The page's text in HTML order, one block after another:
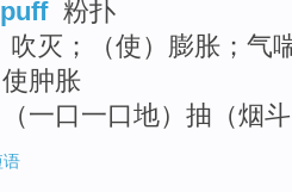
粉扑
吹灭；（使）膨胀；气
使肿胀
（一口一口地）抽（烟
语